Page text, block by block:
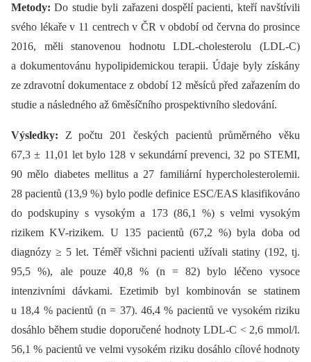
Metody: Do studie byli zařazeni dospělí pacienti, kteří navštívili
svého lékaře v 11 centrech v ČR v období od června do prosince
2016, měli stanovenou hodnotu LDL-cholesterolu (LDL-C)
a dokumentovánu hypolipidemickou terapii. Údaje byly získány
ze zdravotní dokumentace z období 12 měsíců před zařazením do
studie a následného až 6měsíčního prospektivního sledování.
Výsledky: Z počtu 201 českých pacientů průměrného věku
67,3 ± 11,01 let bylo 128 v sekundární prevenci, 32 po STEMI,
90 mělo diabetes mellitus a 27 familiární hypercholesterolemii.
28 pacientů (13,9 %) bylo podle definice ESC/EAS klasifikováno
do podskupiny s vysokým a 173 (86,1 %) s velmi vysokým
rizikem KV-rizikem. U 135 pacientů (67,2 %) byla doba od
diagnózy ≥ 5 let. Téměř všichni pacienti užívali statiny (192, tj.
95,5 %), ale pouze 40,8 % (n = 82) bylo léčeno vysoce
intenzivními dávkami. Ezetimib byl kombinován se statinem
u 18,4 % pacientů (n = 37). 46,4 % pacientů ve vysokém riziku
dosáhlo během studie doporučené hodnoty LDL-C < 2,6 mmol/l.
56,1 % pacientů ve velmi vysokém riziku dosáhlo cílové hodnoty